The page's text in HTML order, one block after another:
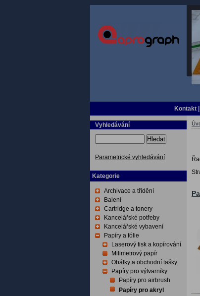
Kontakt
Vyhledávání
Hledat
Parametrické vyhledávání
Kategorie
Archivace a třídění
Balení
Cartridge a tonery
Kancelářské potřeby
Kancelářské vybavení
Papíry a fólie
Laserový tisk a kopírování
Milimetrový papír
Obálky a obchodní tašky
Papíry pro výtvarníky
Papíry pro airbrush
Papíry pro akryl